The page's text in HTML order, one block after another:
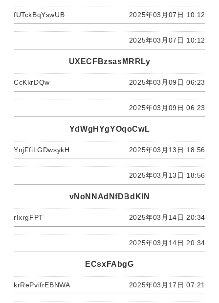
fUTckBqYswUB 2025年03月07日 10:12
2025年03月07日 10:12
UXECFBzsasMRRLy
CcKkrDQw 2025年03月09日 06:23
2025年03月09日 06:23
YdWgHYgYOqoCwL
YnjFfiLGDwsykH 2025年03月13日 18:56
2025年03月13日 18:56
vNoNNAdNfDBdKlN
rIxrgFPT 2025年03月14日 20:34
2025年03月14日 20:34
ECsxFAbgG
krRePvifrEBNWA 2025年03月17日 07:21